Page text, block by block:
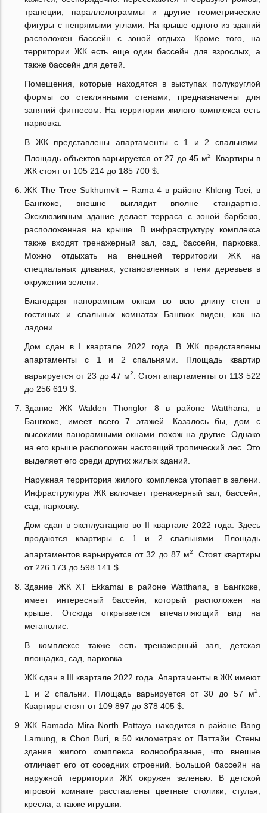
трапеции, параллелограммы и другие геометрические
фигуры с непрямыми углами. На крыше одного из зданий
расположен бассейн с зоной отдыха. Кроме того, на
территории ЖК есть еще один бассейн для взрослых, а
также бассейн для детей.
Помещения, которые находятся в выступах полукруглой
формы со стеклянными стенами, предназначены для
занятий фитнесом. На территории жилого комплекса есть
парковка.
В ЖК представлены апартаменты с 1 и 2 спальнями.
Площадь объектов варьируется от 27 до 45 м2
. Квартиры в
ЖК стоят от 105 214 до 185 700 $.
ЖК The Tree Sukhumvit − Rama 4 в районе Khlong Toei, в
Бангкоке, внешне выглядит вполне стандартно.
Эксклюзивным здание делает терраса с зоной барбекю,
расположенная на крыше. В инфраструктуру комплекса
также входят тренажерный зал, сад, бассейн, парковка.
Можно отдыхать на внешней территории ЖК на
специальных диванах, установленных в тени деревьев в
окружении зелени.
Благодаря панорамным окнам во всю длину стен в
гостиных и спальных комнатах Бангкок виден, как на
ладони.
Дом сдан в I квартале 2022 года. В ЖК представлены
апартаменты с 1 и 2 спальнями. Площадь квартир
варьируется от 23 до 47 м2
. Стоят апартаменты от 113 522
до 256 619 $.
Здание ЖК Walden Thonglor 8 в районе Watthana, в
Бангкоке, имеет всего 7 этажей. Казалось бы, дом с
высокими панорамными окнами похож на другие. Однако
на его крыше расположен настоящий тропический лес. Это
выделяет его среди других жилых зданий.
Наружная территория жилого комплекса утопает в зелени.
Инфраструктура ЖК включает тренажерный зал, бассейн,
сад, парковку.
Дом сдан в эксплуатацию во II квартале 2022 года. Здесь
продаются квартиры с 1 и 2 спальнями. Площадь
апартаментов варьируется от 32 до 87 м2
. Стоят квартиры
от 226 173 до 598 141 $.
Здание ЖК XT Ekkamai в районе Watthana, в Бангкоке,
имеет интересный бассейн, который расположен на
крыше. Отсюда открывается впечатляющий вид на
мегаполис.
В комплексе также есть тренажерный зал, детская
площадка, сад, парковка.
ЖК сдан в III квартале 2022 года. Апартаменты в ЖК имеют
1 и 2 спальни. Площадь варьируется от 30 до 57 м2
Квартиры стоят от 109 897 до 378 405 $.
ЖК Ramada Mira North Pattaya находится в районе Bang
Lamung, в Chon Buri, в 50 километрах от Паттайи. Стены
здания жилого комплекса волнообразные, что внешне
отличает его от соседних строений. Большой бассейн на
наружной территории ЖК окружен зеленью. В детской
игровой комнате расставлены цветные столики, стулья,
кресла, а также игрушки.